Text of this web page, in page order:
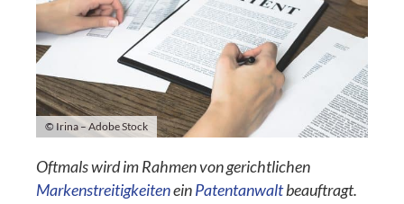
© Irina – Adobe Stock
Oftmals wird im Rahmen von gerichtlichen
MarkenstreitigkeiteneinPatentanwaltbeauftragt.